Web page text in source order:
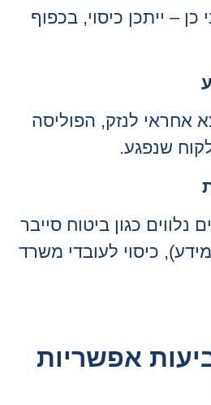
– ייתכן כיסוי, בכפוף
אחראי לנזק, הפוליסה
שנפגע.
נלווים כגון ביטוח סייבר
כיסוי לעובדי משרד
אפשריות